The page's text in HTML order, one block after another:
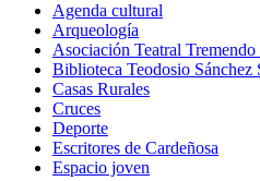
Agenda cultural
Arqueología
Asociación Teatral
Biblioteca Teodosio Sánchez
Casas Rurales
Cruces
Deporte
Escritores de Cardeñosa
Espacio joven